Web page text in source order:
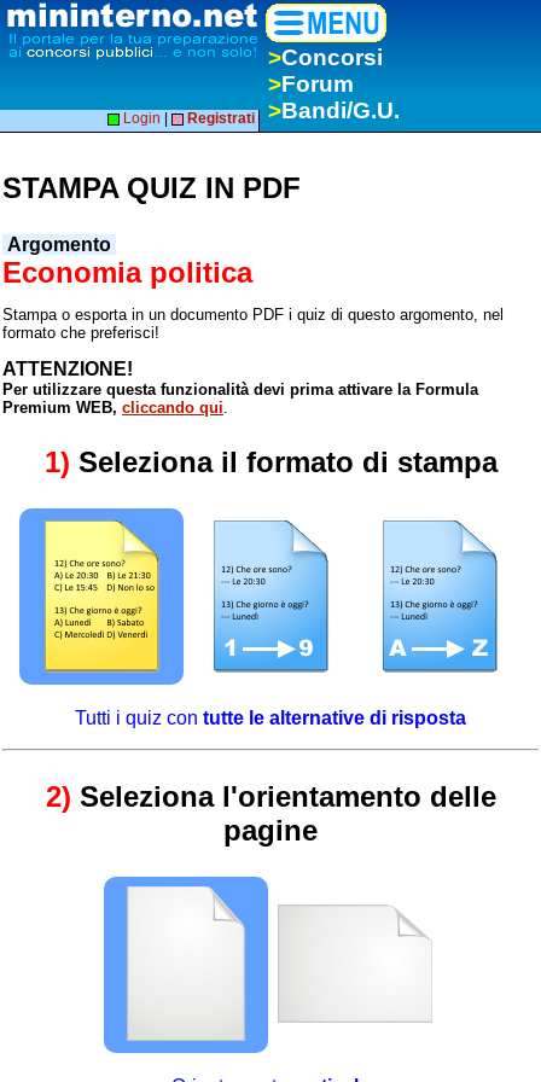
>Concorsi
>Forum
>Bandi/G.U.
Login Registrati
STAMPA QUIZ IN PDF
Argomento
Economia politica
Stampa o esporta in un documento PDF i quiz di questo argomento, nel
formato che preferisci!
ATTENZIONE!
Per utilizzare questa funzionalità devi prima attivare la Formula
Premium WEB, cliccando qui
1) Seleziona il formato di stampa
Tutti i quiz con tutte le alternative di risposta
2) Seleziona l'orientamento delle
pagine